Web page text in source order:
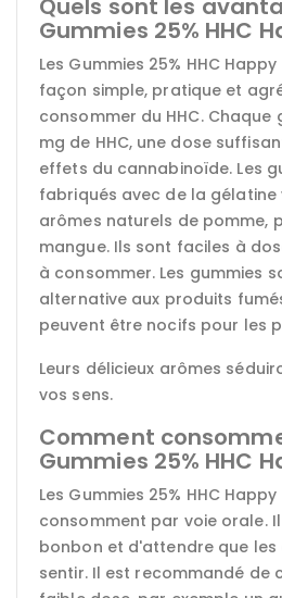
Quels sont les
Gummies 25% HHC
Les Gummies 25% HHC
façon simple, pratique et
consommer du HHC. Chaque
mg de HHC, une dose
effets du cannabinoïde. Les
fabriqués avec de la gélatine
arômes naturels de pomme,
mangue. Ils sont faciles à
à consommer. Les gummies
alternative aux produits
peuvent être nocifs pour les
Leurs délicieux arômes
vos sens.
Comment
Gummies 25% HHC
Les Gummies 25% HHC
consomment par voie orale.
bonbon et d'attendre que
sentir. Il est recommandé de